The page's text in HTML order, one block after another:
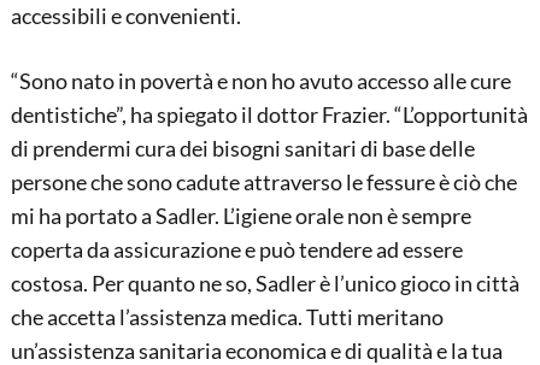
accessibili e convenienti.
“Sono nato in povertà e non ho avuto accesso alle cure
dentistiche”, ha spiegato il dottor Frazier. “L’opportunità
di prendermi cura dei bisogni sanitari di base delle
persone che sono cadute attraverso le fessure è ciò che
mi ha portato a Sadler. L’igiene orale non è sempre
coperta da assicurazione e può tendere ad essere
costosa. Per quanto ne so, Sadler è l’unico gioco in città
che accetta l’assistenza medica. Tutti meritano
un’assistenza sanitaria economica e di qualità e la tua